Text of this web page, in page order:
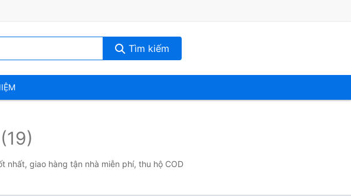
Tìm kiếm
(19)
giao hàng tận nhà miễn phí, thu hộ COD